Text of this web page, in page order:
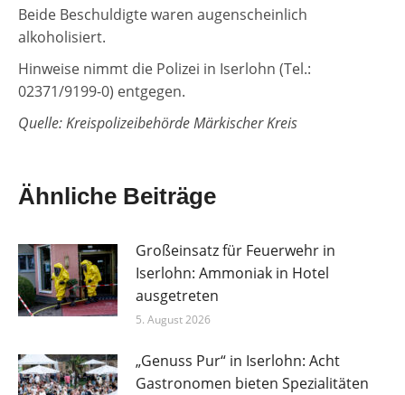
Beide Beschuldigte waren augenscheinlich
alkoholisiert.
Hinweise nimmt die Polizei in Iserlohn (Tel.:
02371/9199-0) entgegen.
Quelle: Kreispolizeibehörde Märkischer Kreis
Ähnliche Beiträge
Großeinsatz für Feuerwehr in
Iserlohn: Ammoniak in Hotel
ausgetreten
5. August 2026
„Genuss Pur“ in Iserlohn: Acht
Gastronomen bieten Spezialitäten